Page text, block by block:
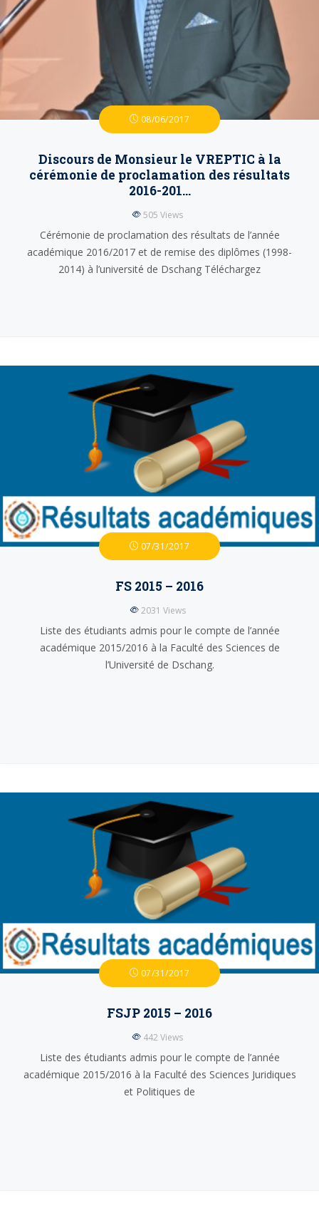
08/06/2017
Discours de Monsieur le VREPTIC à la
cérémonie de proclamation des résultats
2016-201…
505 Views
Cérémonie de proclamation des résultats de l’année
académique 2016/2017 et de remise des diplômes (1998-
2014) à l’université de Dschang Téléchargez
07/31/2017
FS 2015 – 2016
2031 Views
Liste des étudiants admis pour le compte de l’année
académique 2015/2016 à la Faculté des Sciences de
l’Université de Dschang.
07/31/2017
FSJP 2015 – 2016
442 Views
Liste des étudiants admis pour le compte de l’année
académique 2015/2016 à la Faculté des Sciences Juridiques
et Politiques de